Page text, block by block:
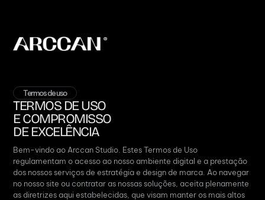
Termos de uso
TERMOS DE USO
E COMPROMISSO
DE EXCELÊNCIA
Bem-vindo ao Arccan Studio. Estes Termos de Uso
regulamentam o acesso ao nosso ambiente digital e a prestação
dos nossos serviços de estratégia e design de marca. Ao navegar
no nosso site ou contratar as nossas soluções, aceita plenamente
as diretrizes aqui estabelecidas, que visam manter os mais altos